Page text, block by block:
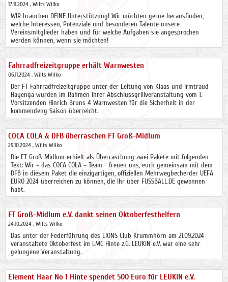
17.11.2024 , Wilts Wilko
WIR brauchen DEINE Unterstützung! Wir möchten gerne herausfinden,
welche Interessen, Potenziale und besonderen Talente unsere
Vereinsmitglieder haben und für welche Aufgaben sie angesprochen
werden können, wenn sie möchten!
Fahrradfreizeitgruppe erhält Warnwesten
06.11.2024 , Wilts Wilko
Der FT Fahrradfreizeitgruppe unter der Leitung von Klaas und Irmtraud
Hayenga wurden im Rahmen ihrer Abschlussgrillveranstaltung vom 1.
Vorsitzenden Hinrich Bruns 4 Warnwesten für die Sicherheit in der
kommendeng Saison überreicht.
COCA COLA & DFB überraschen FT Groß-Midlum
29.10.2024 , Wilts Wilko
Die FT Groß-Midlum erhielt als Überraschung zwei Pakete mit folgenden
Text: Wir – das COCA COLA – Team - freuen uns, euch gemeinsam mit dem
DFB in diesem Paket die einzigartigen, offiziellen Mehrwegbecherder UEFA
EURO 2024 überreichen zu können, die Ihr über FUSSBALL.DE gewonnen
habt.
FT Groß-Midlum e.V. dankt seinen Oktoberfesthelfern
24.10.2024 , Wilts Wilko
Das unter der Federführung des LIONS Club Krummhörn am 21.09.2024
veranstaltete Oktoberfest im LMC Hinte z.G. LEUKIN e.V. war eine sehr
gelungene Veranstaltung.
Element Haar No 1 Hinte spendet 500 Euro für LEUKIN e.V.